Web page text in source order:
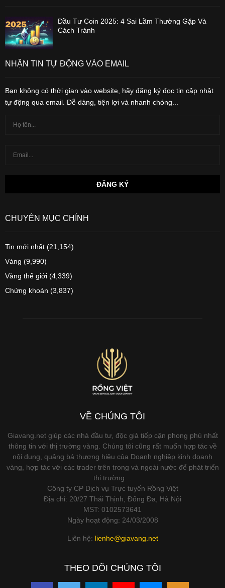
Đầu Tư Coin 2025: 4 Sai Lầm Thường Gặp Và
Cách Tránh
NHẬN TIN TỰ ĐỘNG VÀO EMAIL
Bạn không có thời gian vào website, hãy đăng ký đọc tin cập nhật
tự động qua email. Dễ dàng, tiện lợi và nhanh chóng...
CHUYÊN MỤC CHÍNH
Tin mới nhất (21,154)
Vàng (9,990)
Vàng thế giới (4,339)
Chứng khoán (3,837)
VỀ CHÚNG TÔI
Giavang.net giúp các nhà đầu tư, độc giả tiếp cận phong phú nhất
thông tin với thị trường vàng. Chúng tôi cũng rất muốn hợp tác về
nội dung, quảng bá thương hiệu của Doanh nghiệp kinh doanh
vàng, hợp tác với các trader trên trong và ngoài nước để phát triển
thị trường…
Công ty CP Dịch vụ Trực tuyến Rồng Việt
Địa chỉ: 20/27 Thái Thịnh, Đống Đa, Hà Nội
MST: 0102573641
Ngày hoạt động: 24/03/2008
Liên hệ: lienhe@giavang.net
THEO DÕI CHÚNG TÔI